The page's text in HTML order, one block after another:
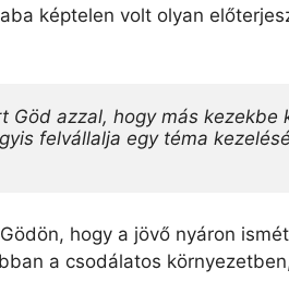
képtelen volt olyan
azzal, hogy más kezekbe
felvállalja egy téma
hogy a jövő nyáron
a csodálatos